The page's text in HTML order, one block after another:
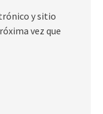
y sitio
vez que